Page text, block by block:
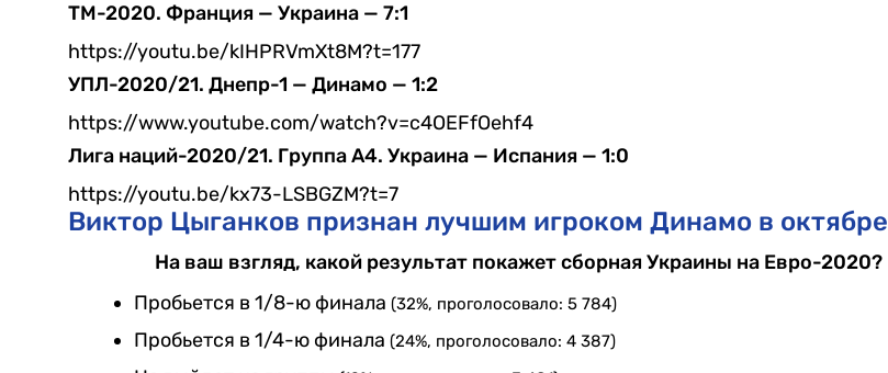
ТМ-2020. Франция — Украина — 7:1
https://youtu.be/kIHPRVmXt8M?t=177
УПЛ-2020/21. Днепр-1 — Динамо — 1:2
https://www.youtube.com/watch?v=c4OEFfOehf4
Лига наций-2020/21. Группа А4. Украина — Испания — 1:0
https://youtu.be/kx73-LSBGZM?t=7
Виктор Цыганков признан лучшим игроком Динамо в октябре
На ваш взгляд, какой результат покажет сборная Украины на Евро-2020?
Пробьется в 1/8-ю финала (32%, проголосовало: 5 784)
Пробьется в 1/4-ю финала (24%, проголосовало: 4 387)